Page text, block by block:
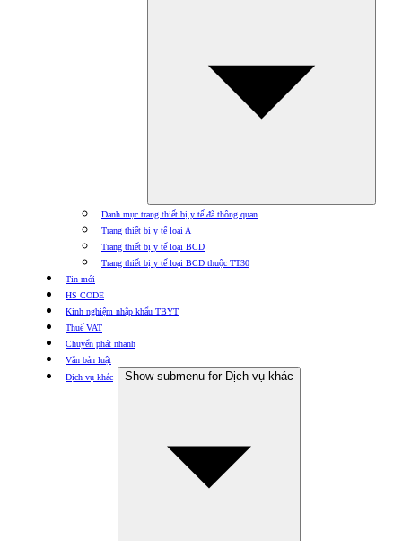
Danh mục trang thiết bị y tế đã thông quan
Trang thiết bị y tế loại A
Trang thiết bị y tế loại BCD
Trang thiết bị y tế loại BCD thuộc TT30
Tin mới
HS CODE
Kinh nghiệm nhập khẩu TBYT
Thuế VAT
Chuyển phát nhanh
Văn bản luật
Dịch vụ khác
Show submenu for Dịch vụ khác